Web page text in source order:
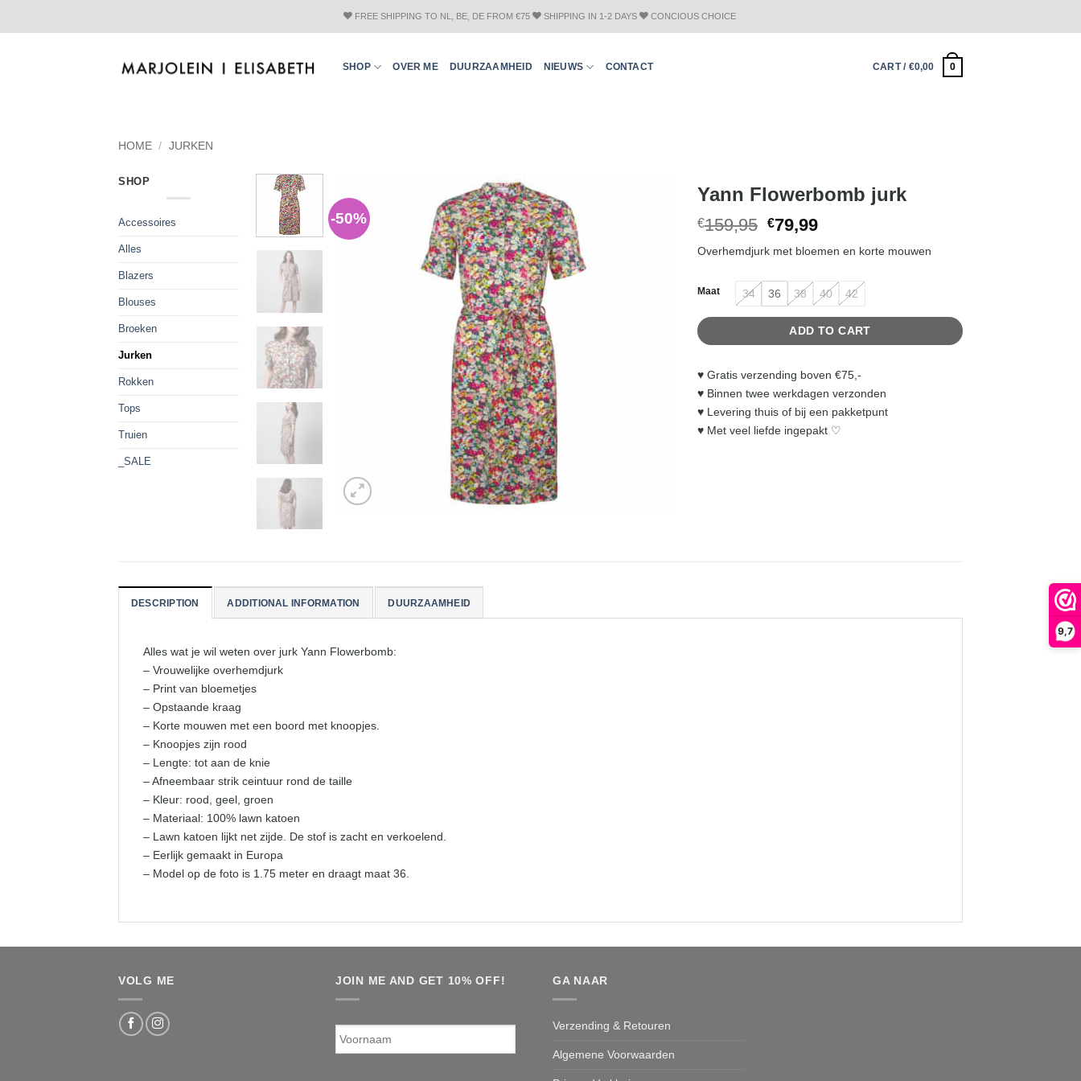
9,7
FREE SHIPPING TO NL, BE, DE FROM €75 SHIPPING IN 1-2 DAYS CONCIOUS CHOICE
SHOP OVER ME DUURZAAMHEID NIEUWS CONTACT CART / €0,00 0
HOME / JURKEN
SHOP
Accessoires
Alles
Blazers
Blouses
Broeken
Jurken
Rokken
Tops
Truien
_SALE
-50%
Yann Flowerbomb jurk
€159,95 Original
was:
€79,99Current
is:
Overhemdjurk met bloemen en korte mouwen
Maat 34 36 38 40 42
ADD TO CART
♥︎ Gratis verzending boven €75,-
♥︎ Binnen twee werkdagen verzonden
♥︎ Levering thuis of bij een pakketpunt
♥︎ Met veel liefde ingepakt ♡
DESCRIPTION ADDITIONAL INFORMATION DUURZAAMHEID
Alles wat je wil weten over jurk Yann Flowerbomb:
– Vrouwelijke overhemdjurk
– Print van bloemetjes
– Opstaande kraag
– Korte mouwen met een boord met knoopjes.
– Knoopjes zijn rood
– Lengte: tot aan de knie
– Afneembaar strik ceintuur rond de taille
– Kleur: rood, geel, groen
– Materiaal: 100% lawn katoen
– Lawn katoen lijkt net zijde. De stof is zacht en verkoelend.
– Eerlijk gemaakt in Europa
– Model op de foto is 1.75 meter en draagt maat 36.
VOLG ME JOIN ME AND GET 10% OFF!
Voornaam
GA NAAR
Verzending & Retouren
Algemene Voorwaarden